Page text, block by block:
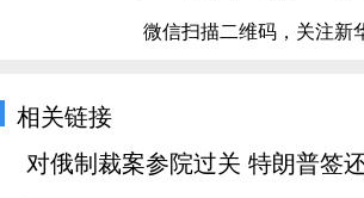
微信扫描二维码，关注新
相关链接
对俄制裁案参院过关 特朗普签